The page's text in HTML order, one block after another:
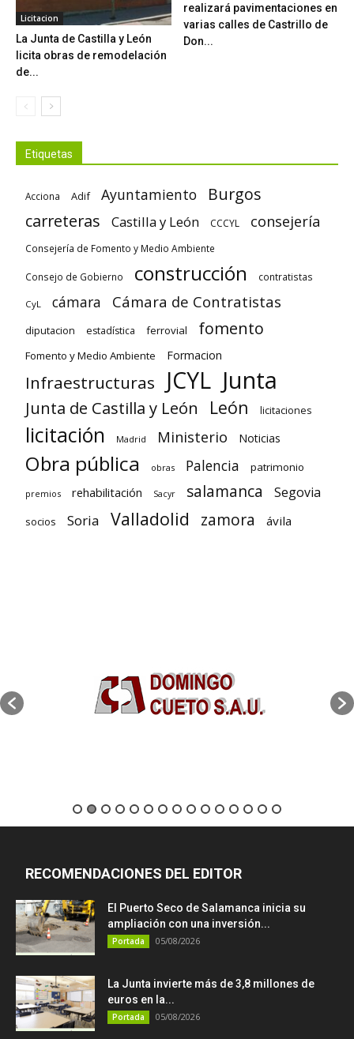
Licitacion
La Junta de Castilla y León
licita obras de remodelación
de...
realizará pavimentaciones en
varias calles de Castrillo de
Don...
Etiquetas
Acciona Adif Ayuntamiento
Burgos
carreteras
Castilla y León CCCYL consejería
Consejería de Fomento y Medio Ambiente
Consejo de Gobierno construcción contratistas
CyL cámara Cámara de Contratistas
diputacion estadística ferrovial fomento
Fomento y Medio Ambiente Formacion
Infraestructuras JCYL Junta
Junta de Castilla y León León licitaciones
licitación Madrid Ministerio Noticias
Obra pública obras Palencia patrimonio
premios rehabilitación Sacyr salamanca Segovia
socios Soria Valladolid zamora ávila
RECOMENDACIONES DEL EDITOR
El Puerto Seco de Salamanca inicia su
ampliación con una inversión...
Portada 05/08/2026
La Junta invierte más de 3,8 millones de
euros en la...
Portada 05/08/2026